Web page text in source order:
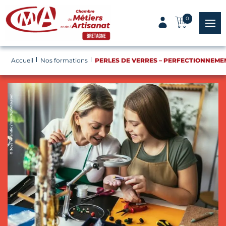
Panneau de gestion des cookies
0
menu
Accueil Nos formations PERLES DE VERRES –